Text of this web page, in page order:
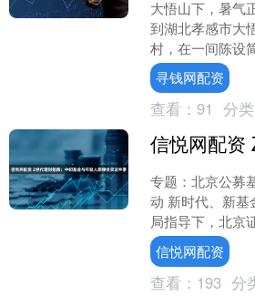
大悟山下，暑气
到湖北孝感市大
村，在一间陈设
细端详后，老人
母住的屋子。” 老
寻钱网配资
查看： 91 分类
专题：北京公募
动 新时代、新基
局指导下，北京
募机构开展的“北
系列活动”正如火
信悦网配资
查看： 193 分